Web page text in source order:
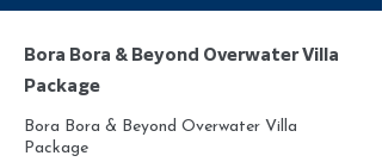
Bora Bora & Beyond Overwater Villa
Package
Bora Bora & Beyond Overwater Villa
Package